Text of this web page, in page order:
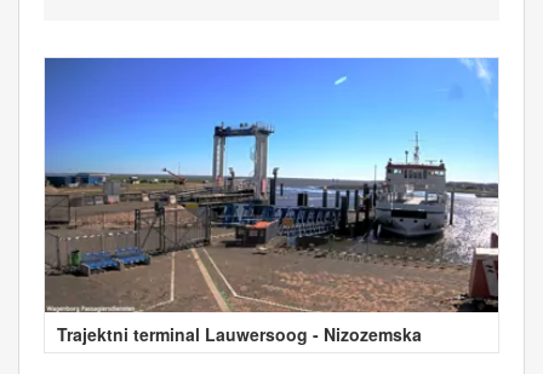
Trajektni terminal Lauwersoog - Nizozemska